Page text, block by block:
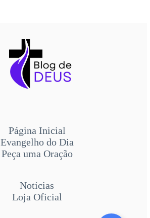
Página Inicial
Evangelho do Dia
Peça uma Oração
Notícias
Loja Oficial